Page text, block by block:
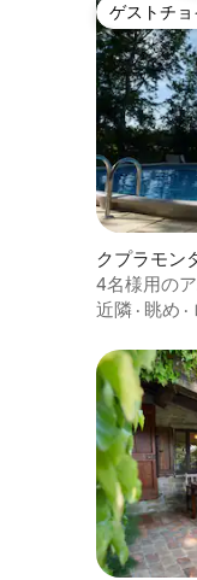
ゲストチョ
ゲストチョ
クプラモン
4名様用の
泊日数5泊
近隣 · 眺め ·